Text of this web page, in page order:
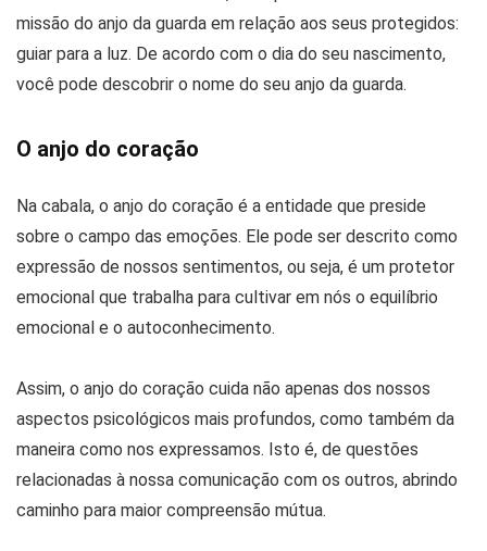
missão do anjo da guarda em relação aos seus protegidos:
guiar para a luz. De acordo com o dia do seu nascimento,
você pode descobrir o nome do seu anjo da guarda.
O anjo do coração
Na cabala, o anjo do coração é a entidade que preside
sobre o campo das emoções. Ele pode ser descrito como
expressão de nossos sentimentos, ou seja, é um protetor
emocional que trabalha para cultivar em nós o equilíbrio
emocional e o autoconhecimento.
Assim, o anjo do coração cuida não apenas dos nossos
aspectos psicológicos mais profundos, como também da
maneira como nos expressamos. Isto é, de questões
relacionadas à nossa comunicação com os outros, abrindo
caminho para maior compreensão mútua.